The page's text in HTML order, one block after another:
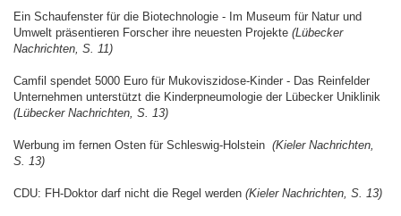
Ein Schaufenster für die Biotechnologie - Im Museum für Natur und
Umwelt präsentieren Forscher ihre neuesten Projekte (Lübecker
Nachrichten, S. 11)
Camfil spendet 5000 Euro für Mukoviszidose-Kinder - Das Reinfelder
Unternehmen unterstützt die Kinderpneumologie der Lübecker Uniklinik
(Lübecker Nachrichten, S. 13)
Werbung im fernen Osten für Schleswig-Holstein (Kieler Nachrichten,
S. 13)
CDU: FH-Doktor darf nicht die Regel werden (Kieler Nachrichten, S. 13)